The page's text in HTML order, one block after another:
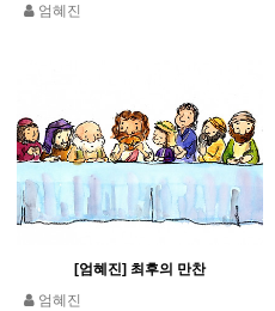
엄혜진
[엄혜진] 최후의 만찬
엄혜진